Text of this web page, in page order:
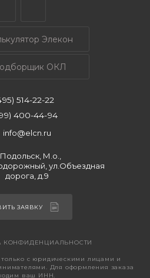
Элекон
ОКЛ
514-22-22
400-44-94
info@elcn.ru
Подольск, М.о.,
ул.Объездная
дорога, д.9
ЗАЯВКУ
КОНФИДЕНЦИАЛЬНОСТИ
с юридическими лицами и
Для оформления заказа
ваш ИНН.